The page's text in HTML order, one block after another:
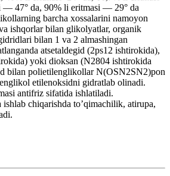
— 47° da, 90% li eritmasi — 29° da
barcha xossalarini namoyon
ishqorlar bilan glikolyatlar, organik
bilan 1 va 2 almashingan
atsetaldegid (2ps12 ishtirokida),
yoki dioksan (N2804 ishtirokida
bilan polietilenglikollar N(OSN2SN2)pon
etilenoksidni gidratlab olinadi.
antifriz sifatida ishlatiladi.
ishlab chiqarishda to’qimachilik, atirupa,